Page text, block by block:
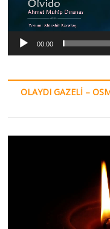
00:00
OLAYDI GAZELI –